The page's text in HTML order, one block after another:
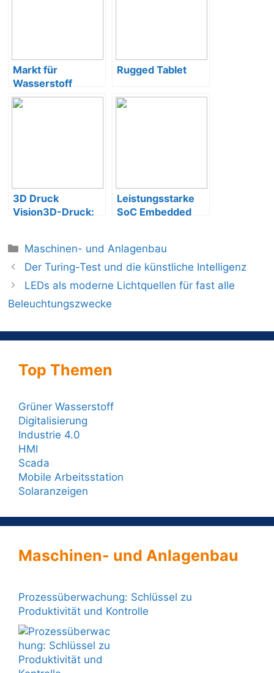
Markt für
Wasserstoff
Bedarf in DE und
EU, Ausblick
Rugged Tablet
3D Druck
Vision3D-Druck:
additive Fertigung
Leistungsstarke
SoC Embedded
Maschinen- und Anlagenbau
Der Turing-Test und die künstliche Intelligenz
LEDs als moderne Lichtquellen für fast alle
Beleuchtungszwecke
Top Themen
Grüner Wasserstoff
Digitalisierung
Industrie 4.0
HMI
Scada
Mobile Arbeitsstation
Solaranzeigen
Maschinen- und Anlagenbau
Prozessüberwachung: Schlüssel zu
Produktivität und Kontrolle